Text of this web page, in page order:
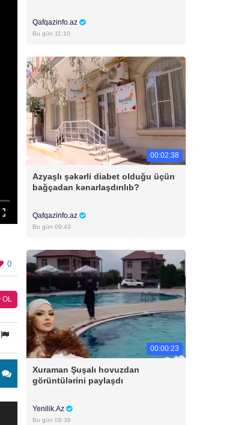
0
Qafqazinfo.az
Bu gün 11:10
00:02:38
Azyaşlı şəkərli diabet olduğu üçün
bağçadan kənarlaşdırılıb?
Qafqazinfo.az
Bu gün 09:43
00:00:23
Xuraman Şuşalı hovuzdan
görüntülərini paylaşdı
Yenilik.Az
Bu gün 08:36